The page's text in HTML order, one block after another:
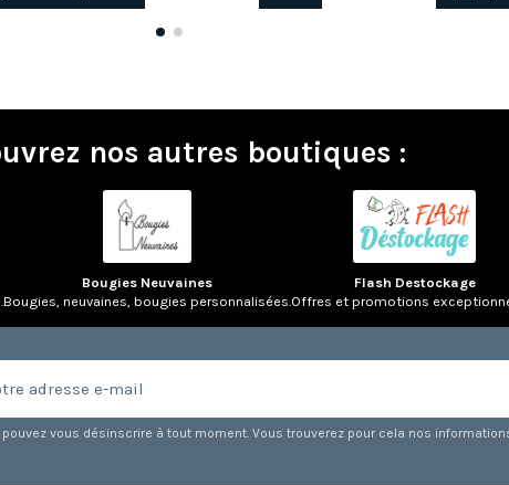
nos autres boutiques :
Bougies Neuvaines
Bougies, neuvaines, bougies personnalisées.
Flash Destockage
Offres et promotions
pouvez vous désinscrire à tout moment. Vous trouverez pour cela nos